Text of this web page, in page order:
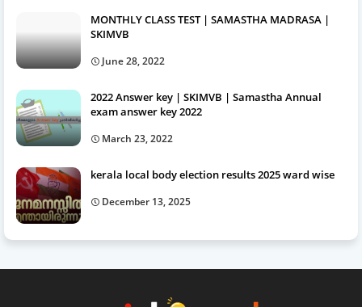
MONTHLY CLASS TEST | SAMASTHA MADRASA |
SKIMVB
June 28, 2022
2022 Answer key | SKIMVB | Samastha Annual
exam answer key 2022
March 23, 2022
kerala local body election results 2025 ward wise
December 13, 2025